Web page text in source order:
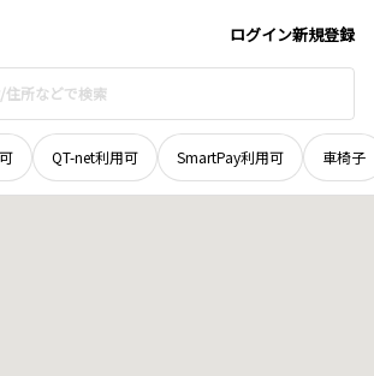
ログイン新規登録
QT-net利用可 SmartPay利用可 車椅子